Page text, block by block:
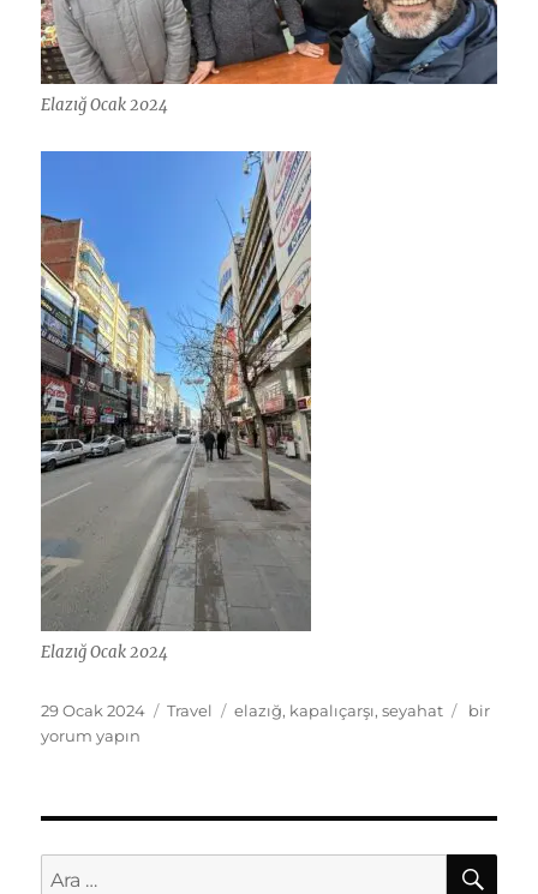
Elazığ Ocak 2024
Elazığ Ocak 2024
Yayın
tarihi
29 Ocak 2024 Kategoriler
Travel Etiketler
elazığ, kapalıçarşı,seyahat
Elazığ
bir
yorum yapın
Ara: